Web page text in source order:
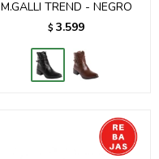
M.GALLI TREND - NEGRO
$ 3.599